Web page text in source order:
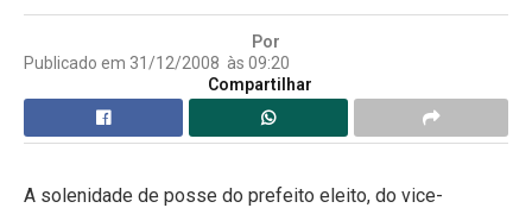
Por
Publicado em 31/12/2008 às 09:20
Compartilhar
A solenidade de posse do prefeito eleito, do vice-